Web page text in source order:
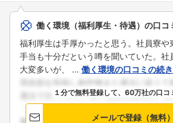
働く環境（福利厚生・待遇）の口コ
福利厚生は手厚かったと思う。社員寮や
手当も十分だという噂を聞いていた。社
大変多いが、 ... 働く環境の口コミの続
１分で無料登録して、60万社の口コ
メールで登録（無料）